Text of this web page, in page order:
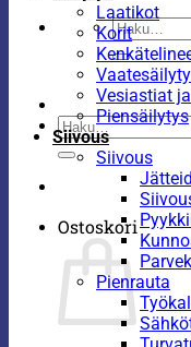
Etsi:
Etsi:
Ostoskori
Laatikot
Korit
Vesiastiat
Piensäilytys
Siivous
Siivous
Pienrauta